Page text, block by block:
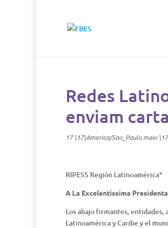
Redes
enviam
17 \17\America/Sao_Paulo maio
RIPESS Región Latinoamérica*
A La Excelentíssima
Los abajo firmantes, entidades,
Latinoamérica y Caribe y el